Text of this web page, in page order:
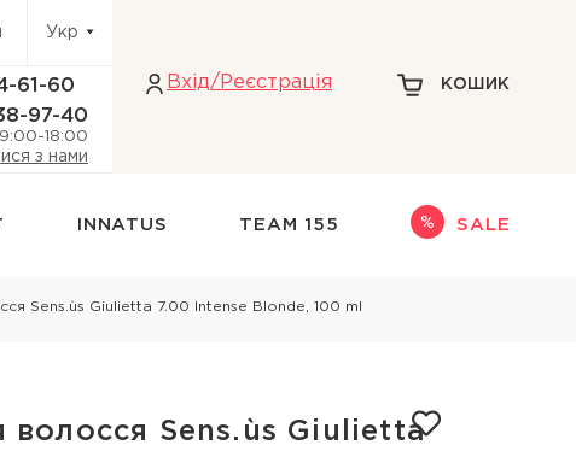
Укр
61-60
97-40
9:00-18:00
з нами
Вхiд/Реєстрація КОШИК
голови ТЕРМОЗАХИСТ
INNATUS TEAM 155 SALE
Sens.ùs Giulietta 7.00 Intense Blonde, 100 ml
Sens.ùs Giulietta